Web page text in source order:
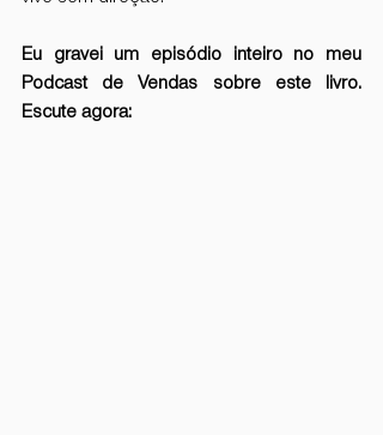
Eu gravei um episódio inteiro no meu
Podcast de Vendas sobre este livro.
Escute agora: